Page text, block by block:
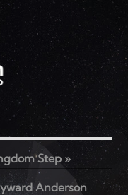
Step »
Anderson